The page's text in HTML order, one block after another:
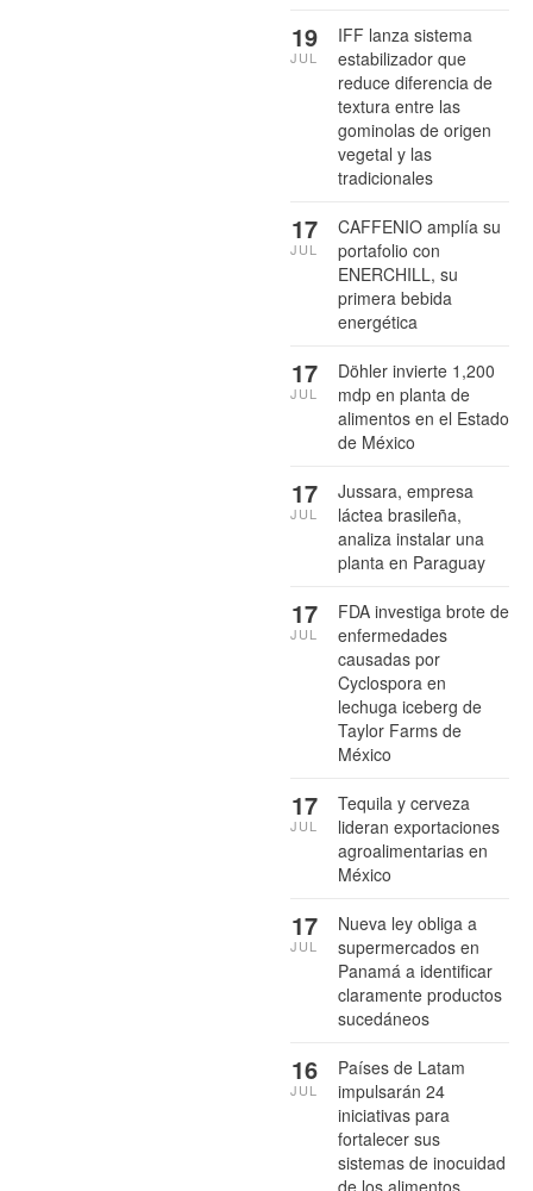
IFF lanza sistema
estabilizador que
reduce diferencia de
textura entre las
gominolas de origen
vegetal y las
tradicionales
19
JUL
CAFFENIO amplía su
portafolio con
ENERCHILL, su
primera bebida
energética
17
JUL
Döhler invierte 1,200
mdp en planta de
alimentos en el Estado
de México
17
JUL
Jussara, empresa
láctea brasileña,
analiza instalar una
planta en Paraguay
17
JUL
FDA investiga brote de
enfermedades
causadas por
Cyclospora en
lechuga iceberg de
Taylor Farms de
México
17
JUL
Tequila y cerveza
lideran exportaciones
agroalimentarias en
México
17
JUL
Nueva ley obliga a
supermercados en
Panamá a identificar
claramente productos
sucedáneos
17
JUL
Países de Latam
impulsarán 24
iniciativas para
fortalecer sus
sistemas de inocuidad
16
JUL